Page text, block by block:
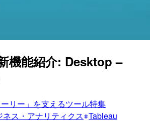
機能紹介: Desktop –
ーリー」を支えるツール特集
ネス・アナリティクス Tableau